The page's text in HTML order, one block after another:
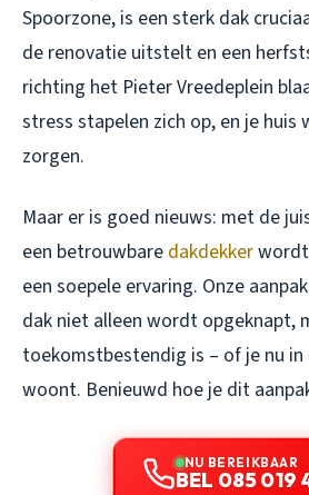
Spoorzone, is een sterk dak
de renovatie uitstelt en een
richting het Pieter Vreedeplein
stress stapelen zich op, en je huis
zorgen.
Maar er is goed nieuws: met de
een betrouwbare dakdekker
een soepele ervaring. Onze
dak niet alleen wordt opgeknapt,
toekomstbestendig is – of je nu
woont. Benieuwd hoe je dit
NU BEREIKBAAR
BEL 085 019